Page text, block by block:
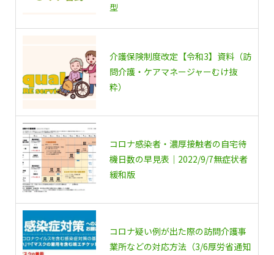
型
介護保険制度改定【令和3】資料（訪
問介護・ケアマネージャーむけ抜
粋）
コロナ感染者・濃厚接触者の自宅待
機日数の早見表｜2022/9/7無症状者
緩和版
コロナ疑い例が出た際の訪問介護事
業所などの対応方法（3/6厚労省通知